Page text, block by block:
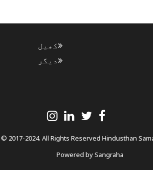
کھیل
دیگر
2017-2024. All Rights Reserved Hindusthan
Powered bySangraha